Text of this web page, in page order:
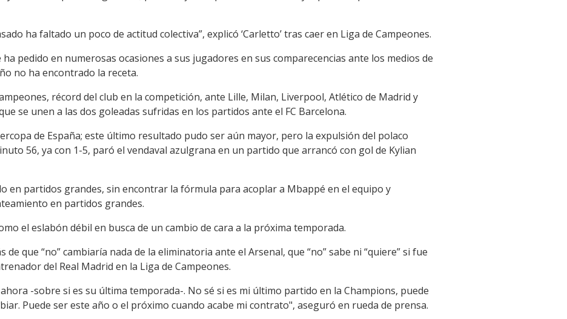
ha faltado un poco de actitud colectiva”, explicó ‘Carletto’ tras caer en Liga de Campeones.
ha pedido en numerosas ocasiones a sus jugadores en sus comparecencias ante los medios de
no ha encontrado la receta.
récord del club en la competición, ante Lille, Milan, Liverpool, Atlético de Madrid y
se unen a las dos goleadas sufridas en los partidos ante el FC Barcelona.
de España; este último resultado pudo ser aún mayor, pero la expulsión del polaco
56, ya con 1-5, paró el vendaval azulgrana en un partido que arrancó con gol de Kylian
en partidos grandes, sin encontrar la fórmula para acoplar a Mbappé en el equipo y
en partidos grandes.
el eslabón débil en busca de un cambio de cara a la próxima temporada.
de que “no” cambiaría nada de la eliminatoria ante el Arsenal, que “no” sabe ni “quiere” si fue
del Real Madrid en la Liga de Campeones.
-sobre si es su última temporada-. No sé si es mi último partido en la Champions, puede
Puede ser este año o el próximo cuando acabe mi contrato", aseguró en rueda de prensa.